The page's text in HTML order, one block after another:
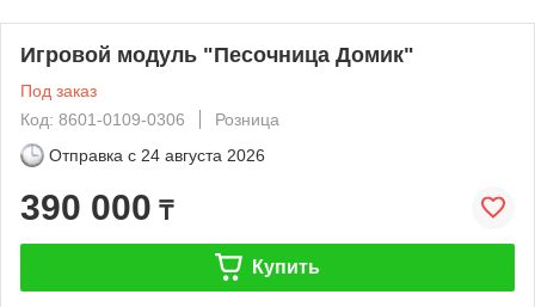
Игровой модуль "Песочница Домик"
Под заказ
Код: 8601-0109-0306
Розница
Отправка с 24 августа 2026
390 000 ₸
Купить